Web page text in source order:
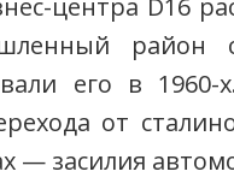
район
его в
от
— засилия